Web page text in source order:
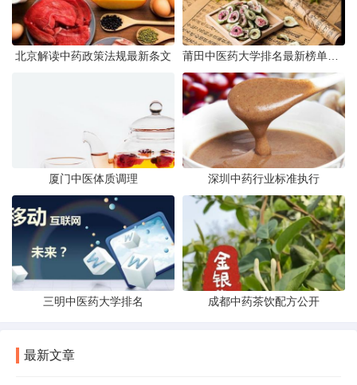
北京解读中药政策法规最新条文
厦门中医体质调理 深圳中药行业标准执行
三明中医药大学排名 成都中药茶饮配方公开
最新文章